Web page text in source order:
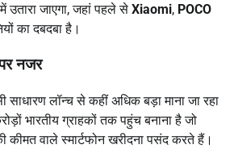
जाएगा, जहां पहले से Xiaomi, POCO
का दबदबा है।
नजर
लॉन्च से कहीं अधिक बड़ा माना जा रहा
भारतीय ग्राहकों तक पहुंच बनाना है जो
वाले स्मार्टफोन खरीदना पसंद करते हैं।